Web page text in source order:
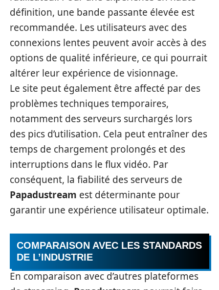
définition, une bande passante élevée est
recommandée. Les utilisateurs avec des
connexions lentes peuvent avoir accès à des
options de qualité inférieure, ce qui pourrait
altérer leur expérience de visionnage.
Le site peut également être affecté par des
problèmes techniques temporaires,
notamment des serveurs surchargés lors
des pics d’utilisation. Cela peut entraîner des
temps de chargement prolongés et des
interruptions dans le flux vidéo. Par
conséquent, la fiabilité des serveurs de
Papadustream est déterminante pour
garantir une expérience utilisateur optimale.
COMPARAISON AVEC LES STANDARDS
DE L’INDUSTRIE
En comparaison avec d’autres plateformes